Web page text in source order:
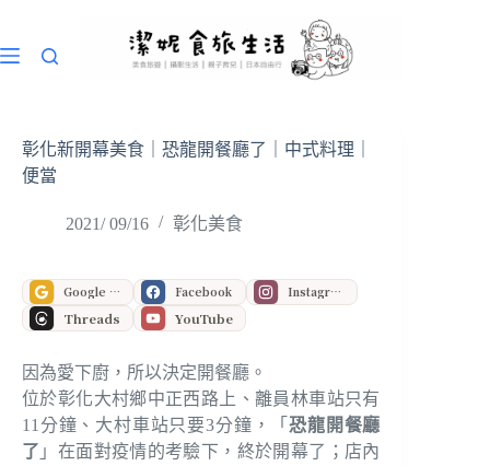
主
彰化新開幕美食｜恐龍開餐廳了｜中式料理｜
便當
2021/ 09/16 彰化美食
Google 偏好來源 Facebook Instagram
Threads YouTube
因為愛下廚，所以決定開餐廳。
位於彰化大村鄉中正西路上、離員林車站只有
11分鐘、大村車站只要3分鐘，「恐龍開餐廳
了 」在面對疫情的考驗下，終於開幕了；店內